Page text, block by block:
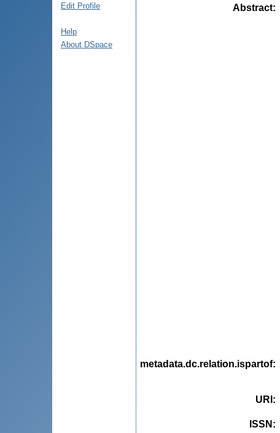
Edit Profile
Help
About DSpace
Abstract:
metadata.dc.relation.ispartof:
URI :
ISSN :